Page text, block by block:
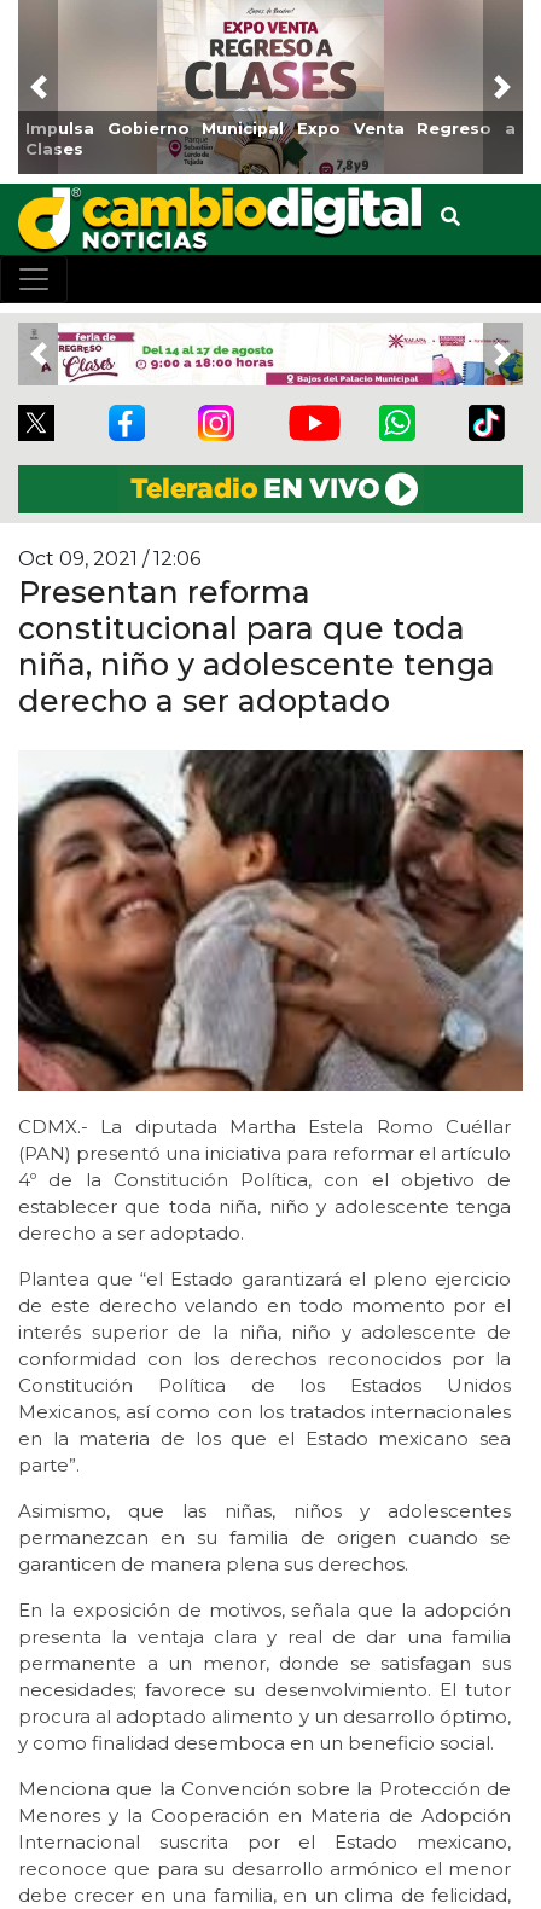
Gobierno Municipal Expo Venta Regreso a
Reabrirá
Previous
Previous
Oct 09, 2021 / 12:06
Presentan reforma
constitucional para que toda
niña, niño y adolescente tenga
derecho a ser adoptado
CDMX.- La diputada Martha Estela Romo Cuéllar
(PAN) presentó una iniciativa para reformar el artículo
4º de la Constitución Política, con el objetivo de
establecer que toda niña, niño y adolescente tenga
derecho a ser adoptado.
Plantea que “el Estado garantizará el pleno ejercicio
de este derecho velando en todo momento por el
interés superior de la niña, niño y adolescente de
conformidad con los derechos reconocidos por la
Constitución Política de los Estados Unidos
Mexicanos, así como con los tratados internacionales
en la materia de los que el Estado mexicano sea
parte”.
Asimismo, que las niñas, niños y adolescentes
permanezcan en su familia de origen cuando se
garanticen de manera plena sus derechos.
En la exposición de motivos, señala que la adopción
presenta la ventaja clara y real de dar una familia
permanente a un menor, donde se satisfagan sus
necesidades; favorece su desenvolvimiento. El tutor
procura al adoptado alimento y un desarrollo óptimo,
y como finalidad desemboca en un beneficio social.
Menciona que la Convención sobre la Protección de
Menores y la Cooperación en Materia de Adopción
Internacional suscrita por el Estado mexicano,
reconoce que para su desarrollo armónico el menor
debe crecer en una familia, en un clima de felicidad,